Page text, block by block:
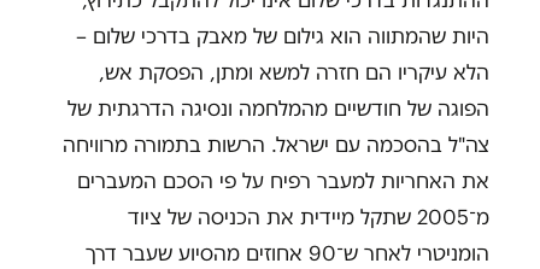
היות שהמתווה הוא גילום של מאבק בדרכי שלום –
הלא עיקריו הם חזרה למשא ומתן, הפסקת אש,
הפוגה של חודשיים מהמלחמה ונסיגה הדרגתית של
צה"ל בהסכמה עם ישראל. הרשות בתמורה מרוויחה
את האחריות למעבר רפיח על פי הסכם המעברים
מ־2005 שתקל מיידית את הכניסה של ציוד
הומניטרי לאחר ש־90 אחוזים מהסיוע שעבר דרך